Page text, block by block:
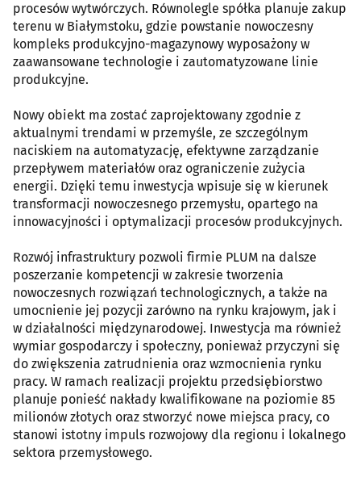
procesów wytwórczych. Równolegle spółka planuje zakup
terenu w Białymstoku, gdzie powstanie nowoczesny
kompleks produkcyjno-magazynowy wyposażony w
zaawansowane technologie i zautomatyzowane linie
produkcyjne.
Nowy obiekt ma zostać zaprojektowany zgodnie z
aktualnymi trendami w przemyśle, ze szczególnym
naciskiem na automatyzację, efektywne zarządzanie
przepływem materiałów oraz ograniczenie zużycia
energii. Dzięki temu inwestycja wpisuje się w kierunek
transformacji nowoczesnego przemysłu, opartego na
innowacyjności i optymalizacji procesów produkcyjnych.
Rozwój infrastruktury pozwoli firmie PLUM na dalsze
poszerzanie kompetencji w zakresie tworzenia
nowoczesnych rozwiązań technologicznych, a także na
umocnienie jej pozycji zarówno na rynku krajowym, jak i
w działalności międzynarodowej. Inwestycja ma również
wymiar gospodarczy i społeczny, ponieważ przyczyni się
do zwiększenia zatrudnienia oraz wzmocnienia rynku
pracy. W ramach realizacji projektu przedsiębiorstwo
planuje ponieść nakłady kwalifikowane na poziomie 85
milionów złotych oraz stworzyć nowe miejsca pracy, co
stanowi istotny impuls rozwojowy dla regionu i lokalnego
sektora przemysłowego.